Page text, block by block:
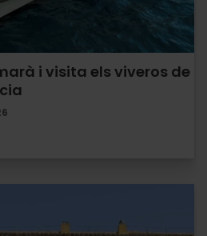
i visita els viveros de